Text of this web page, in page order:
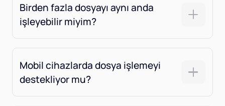
Birden fazla dosyayı aynı anda
işleyebilir miyim?
Mobil cihazlarda dosya işlemeyi
destekliyor mu?